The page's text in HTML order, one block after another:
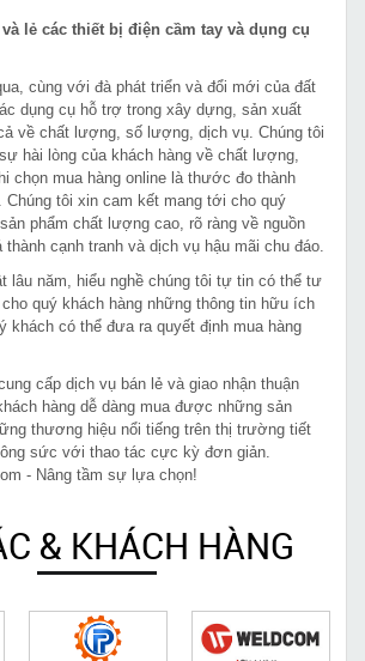
lẻ các thiết bị điện cầm tay và dụng cụ
cùng với đà phát triển và đổi mới của đất
dụng cụ hỗ trợ trong xây dựng, sản xuất
về chất lượng, số lượng, dịch vụ. Chúng tôi
hài lòng của khách hàng về chất lượng,
chọn mua hàng online là thước đo thành
Chúng tôi xin cam kết mang tới cho quý
phẩm chất lượng cao, rõ ràng về nguồn
cạnh tranh và dịch vụ hậu mãi chu đáo.
lâu năm, hiểu nghề chúng tôi tự tin có thể tư
quý khách hàng những thông tin hữu ích
khách có thể đưa ra quyết định mua hàng
cấp dịch vụ bán lẻ và giao nhận thuận
hàng dễ dàng mua được những sản
thương hiệu nổi tiếng trên thị trường tiết
sức với thao tác cực kỳ đơn giản.
- Nâng tầm sự lựa chọn!
& KHÁCH HÀNG